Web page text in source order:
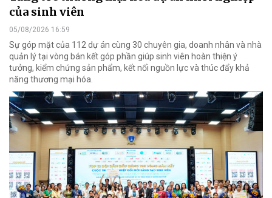
của sinh viên
05/08/2026 16:59
Sự góp mặt của 112 dự án cùng 30 chuyên gia, doanh nhân và nhà
quản lý tại vòng bán kết góp phần giúp sinh viên hoàn thiện ý
tưởng, kiểm chứng sản phẩm, kết nối nguồn lực và thúc đẩy khả
năng thương mại hóa.